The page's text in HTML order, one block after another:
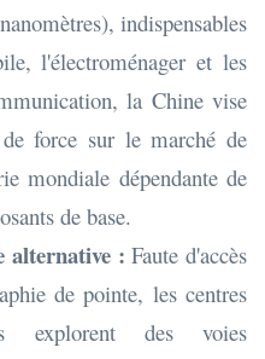
indispensables
l'électroménager et les
la Chine vise
force sur le marché de
mondiale dépendante de
de base.
alternative : Faute d'accès
de pointe, les centres
explorent des voies